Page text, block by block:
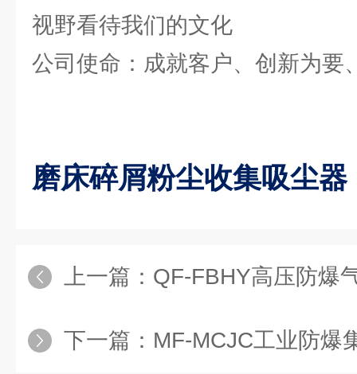
视野看待我们的文化
公司使命：成就客户、创新为要
磨床碎屑粉尘收集吸尘器
上一篇： QF-FBHY高压防爆
下一篇： MF-MCJC工业防爆